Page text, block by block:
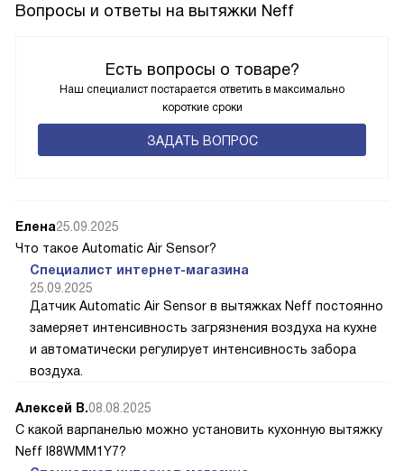
Вопросы и ответы на вытяжки Neff
Есть вопросы о товаре?
Наш специалист постарается ответить в максимально
короткие сроки
ЗАДАТЬ ВОПРОС
Елена25.09.2025
Что такое Automatic Air Sensor?
Специалист интернет-магазина
25.09.2025
Датчик Automatic Air Sensor в вытяжках Neff постоянно
замеряет интенсивность загрязнения воздуха на кухне
и автоматически регулирует интенсивность забора
воздуха.
Алексей В.08.08.2025
С какой варпанелью можно установить кухонную вытяжку
Neff I88WMM1Y7?